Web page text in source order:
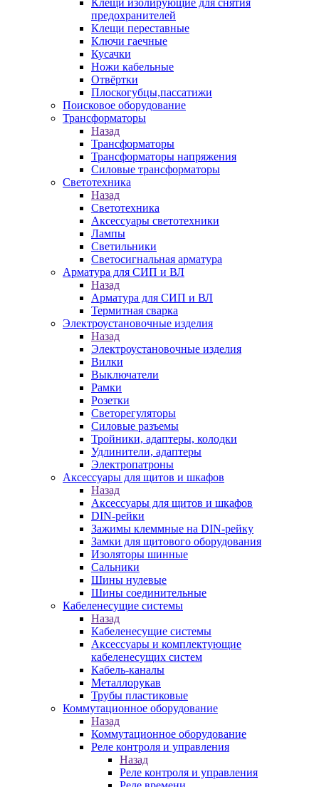
Клещи изолирующие для снятия
предохранителей
Клещи переставные
Ключи гаечные
Кусачки
Ножи кабельные
Отвёртки
Плоскогубцы,пассатижи
Поисковое оборудование
Трансформаторы
Назад
Трансформаторы
Трансформаторы напряжения
Силовые трансформаторы
Светотехника
Назад
Светотехника
Аксессуары светотехники
Лампы
Светильники
Светосигнальная арматура
Арматура для СИП и ВЛ
Назад
Арматура для СИП и ВЛ
Термитная сварка
Электроустановочные изделия
Назад
Электроустановочные изделия
Вилки
Выключатели
Рамки
Розетки
Светорегуляторы
Силовые разъемы
Тройники, адаптеры, колодки
Удлинители, адаптеры
Электропатроны
Аксессуары для щитов и шкафов
Назад
Аксессуары для щитов и шкафов
DIN-рейки
Зажимы клеммные на DIN-рейку
Замки для щитового оборудования
Изоляторы шинные
Сальники
Шины нулевые
Шины соединительные
Кабеленесущие системы
Назад
Кабеленесущие системы
Аксессуары и комплектующие
кабеленесущих систем
Кабель-каналы
Металлорукав
Трубы пластиковые
Коммутационное оборудование
Назад
Коммутационное оборудование
Реле контроля и управления
Назад
Реле контроля и управления